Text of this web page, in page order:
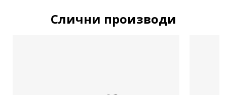
Слични производи